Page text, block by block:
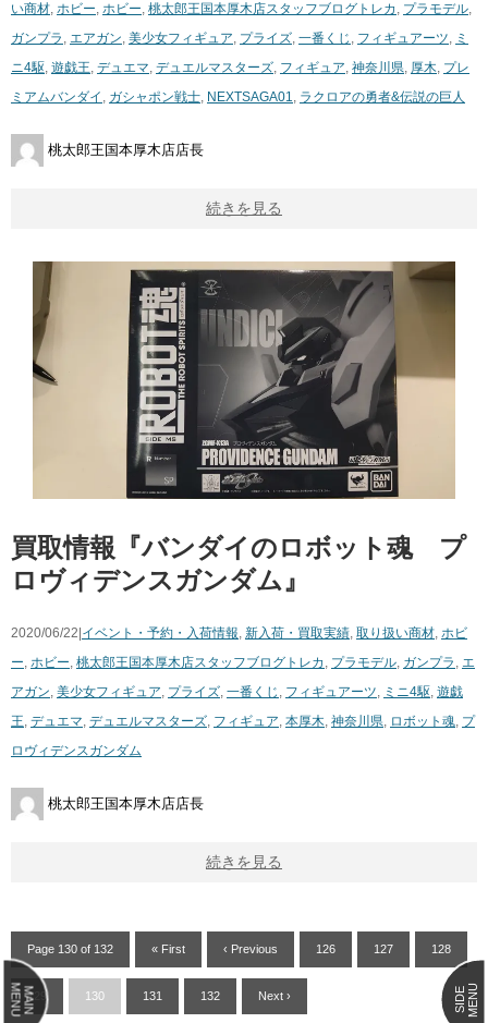
い商材, ホビー, ホビー, 桃太郎王国本厚木店スタッフブログ トレカ , プラモデル,
ガンプラ , エアガン, 美少女フィギュア, プライズ, 一番くじ , フィギュアーツ, ミ
ニ4駆, 遊戯王, デュエマ, デュエルマスターズ, フィギュア, 神奈川県, 厚木, プレ
ミアムバンダイ , ガシャポン戦士, NEXTSAGA01, ラクロアの勇者&伝説の巨人
桃太郎王国本厚木店店長
続きを見る
買取情報『バンダイのロボット魂 プ
ロヴィデンスガンダム』
2020/06/22| イベント・予約・入荷情報, 新入荷・買取実績, 取り扱い商材, ホビ
ー, ホビー, 桃太郎王国本厚木店スタッフブログ トレカ , プラモデル, ガンプラ , エ
アガン, 美少女フィギュア, プライズ, 一番くじ , フィギュアーツ, ミニ4駆, 遊戯
王, デュエマ, デュエルマスターズ, フィギュア, 本厚木, 神奈川県, ロボット魂, プ
ロヴィデンスガンダム
桃太郎王国本厚木店店長
続きを見る
Page 130 of 132 « First ‹ Previous 126 127 128
129 130 131 132 Next ›
MAIN
MENU SIDEMENU